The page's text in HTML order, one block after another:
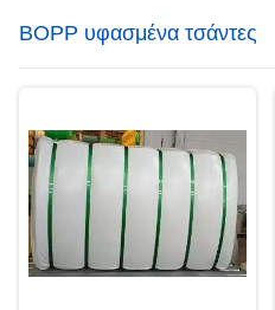
BOPP υφασμένα τσάντες